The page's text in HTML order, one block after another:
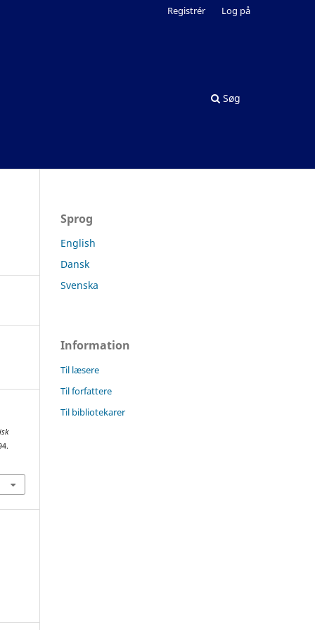
Søg
Registrér Log på
Sprog
English
Dansk
Svenska
Information
Til læsere
Til forfattere
Til bibliotekarer